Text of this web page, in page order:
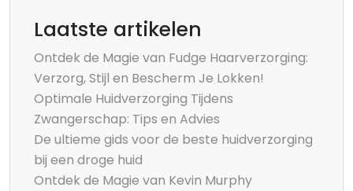
Laatste artikelen
Ontdek de Magie van Fudge Haarverzorging:
Verzorg, Stijl en Bescherm Je Lokken!
Optimale Huidverzorging Tijdens
Zwangerschap: Tips en Advies
De ultieme gids voor de beste huidverzorging
bij een droge huid
Ontdek de Magie van Kevin Murphy